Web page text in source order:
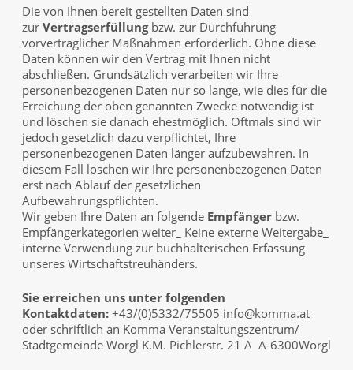
Die von Ihnen bereit gestellten Daten sind
zur Vertragserfüllungbzw. zur Durchführung
vorvertraglicher Maßnahmen erforderlich. Ohne diese
Daten können wir den Vertrag mit Ihnen nicht
abschließen. Grundsätzlich verarbeiten wir Ihre
personenbezogenen Daten nur so lange, wie dies für die
Erreichung der oben genannten Zwecke notwendig ist
und löschen sie danach ehestmöglich. Oftmals sind wir
jedoch gesetzlich dazu verpflichtet, Ihre
personenbezogenen Daten länger aufzubewahren. In
diesem Fall löschen wir Ihre personenbezogenen Daten
erst nach Ablauf der gesetzlichen
Aufbewahrungspflichten.
Wir geben Ihre Daten an folgende Empfängerbzw.
Empfängerkategorien weiter_ Keine externe Weitergabe_
interne Verwendung zur buchhalterischen Erfassung
unseres Wirtschaftstreuhänders.
Sie erreichen uns unter folgenden
Kontaktdaten:+43/(0)5332/75505 info@komma.at
oder schriftlich an Komma Veranstaltungszentrum/
Stadtgemeinde Wörgl K.M. Pichlerstr. 21 A A-6300Wörgl